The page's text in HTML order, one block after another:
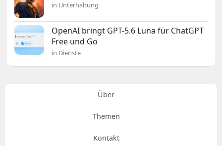
in Unterhaltung
OpenAI bringt GPT-5.6 Luna für ChatGPT
Free und Go
in Dienste
Über
Themen
Kontakt